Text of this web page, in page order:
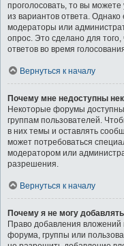
проголосовать, то вы
из вариантов ответа. Однако
модераторы или
опрос. Это сделано для
ответов во время
Вернуться к началу
Почему мне недоступны
Некоторые форумы
группам пользователей.
в них темы и оставлять
может потребоваться
модератором или
разрешения.
Вернуться к началу
Почему я не могу
Право добавления
форума, группы или